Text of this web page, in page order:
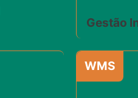
Gestão
WMS